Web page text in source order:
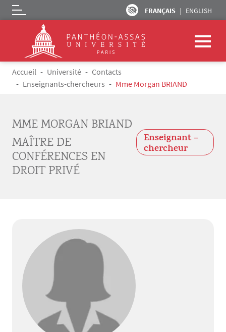
Aller au contenu principal
FRANÇAIS ENGLISH
Logo
Fil d'Ariane
Accueil Université
Contacts
Enseignants-chercheurs
Mme Morgan BRIAND
MME MORGAN BRIAND
MAÎTRE DE
CONFÉRENCES EN
DROIT PRIVÉ
Enseignant –
chercheur